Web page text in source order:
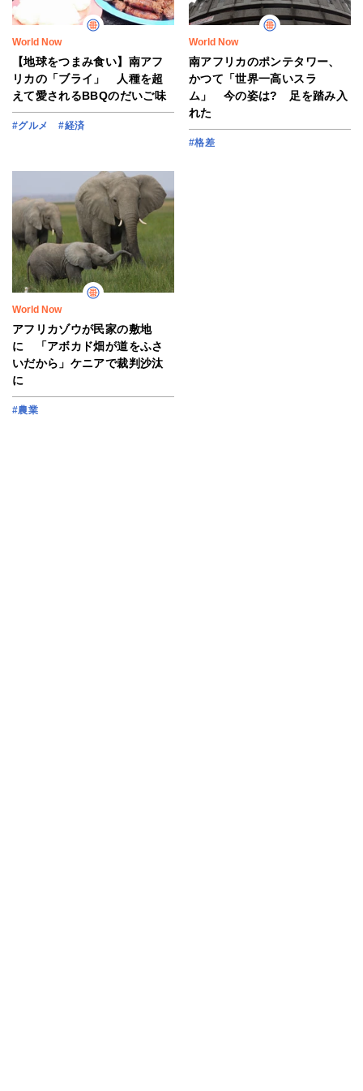
World Now
【地球をつまみ食い】南アフ
リカの「ブライ」 人種を超
えて愛されるBBQのだいご味
#グルメ #経済
World Now
南アフリカのポンテタワー、
かつて「世界一高いスラ
ム」 今の姿は? 足を踏み入
れた
#格差
World Now
アフリカゾウが民家の敷地
に 「アボカド畑が道をふさ
いだから」ケニアで裁判沙汰
に
#農業